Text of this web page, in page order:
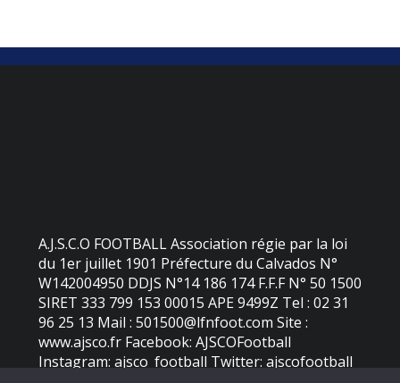
A.J.S.C.O FOOTBALL Association régie par la loi
du 1er juillet 1901 Préfecture du Calvados N°
W142004950 DDJS N°14 186 174 F.F.F N° 50 1500
SIRET 333 799 153 00015 APE 9499Z Tel : 02 31
96 25 13 Mail : 501500@lfnfoot.com Site :
www.ajsco.fr Facebook: AJSCOFootball
Instagram: ajsco_football Twitter: ajscofootball